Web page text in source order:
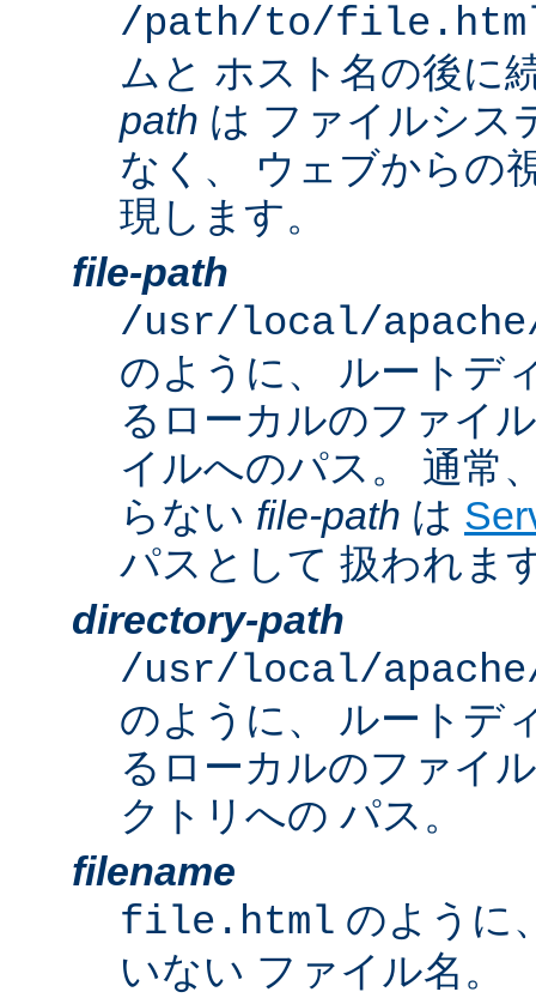
/path/to/
ムと ホスト名の後に
path は ファイルシス
なく、 ウェブからの
現します。
file-path
/usr/local/
のように、 ルートデ
るローカルのファイ
イルへのパス。 通常
らない file-path は
パスとして 扱われま
directory-path
/usr/local/
のように、 ルートデ
るローカルのファイ
クトリへの パス。
filename
file.html のように
いない ファイル名。